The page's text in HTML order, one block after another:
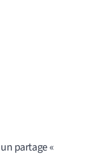
partage «